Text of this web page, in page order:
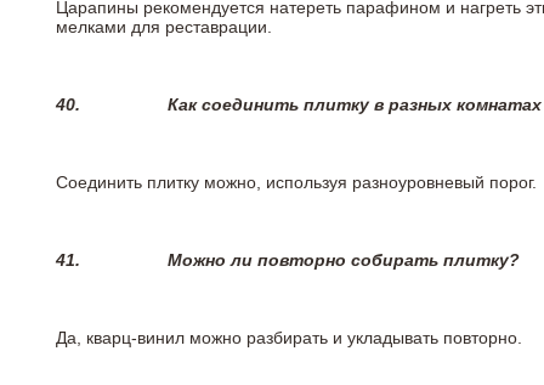
Царапины рекомендуется натереть парафином и нагреть
мелками для реставрации.
40. Как соединить плитку в разных
Соединить плитку можно, используя разноуровневый порог.
41. Можно ли повторно собирать плитку?
Да, кварц-винил можно разбирать и укладывать повторно.